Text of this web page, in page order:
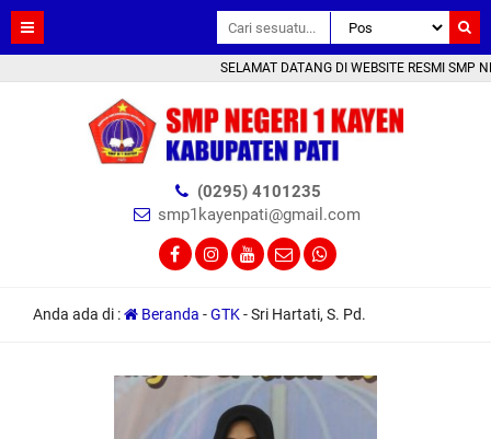
SELAMAT DATANG DI WEBSITE RESMI SMP
(0295) 4101235
smp1kayenpati@gmail.com
Anda ada di : Beranda -GTK-Sri Hartati, S. Pd.